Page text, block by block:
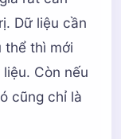
Dữ liệu cần
thể thì mới
Còn nếu
cũng chỉ là